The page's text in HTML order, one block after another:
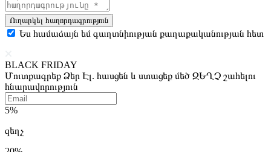
Ուղարկել հաղորդագրություն
Ես համաձայն եմ գաղտնիության քաղաքականության հետ
BLACK FRIDAY
Մուտքագրեք Ձեր Էլ. հասցեն և ստացեք մեծ ԶԵՂՉ շահելու
հնարավորություն
5%
զեղչ